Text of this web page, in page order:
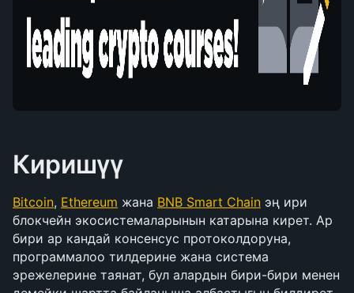
Киришүү
Bitcoin, Ethereum жана BNB Smart Chain эң ири
блокчейн экосистемаларынын катарына кирет. Ар
бири ар кандай консенсус протоколдоруна,
программалоо тилдерине жана система
эрежелерине таянат, бул алардын бири-бири менен